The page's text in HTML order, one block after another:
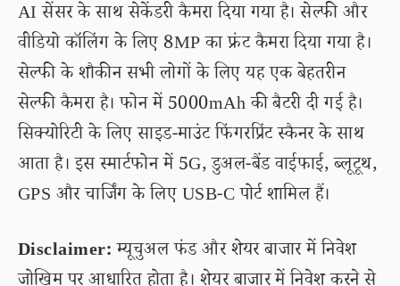
AI सेंसर के साथ सेकेंडरी कैमरा दिया गया है। सेल्फी और
वीडियो कॉलिंग के लिए 8MP का फ्रंट कैमरा दिया गया है।
सेल्फी के शौकीन सभी लोगों के लिए यह एक बेहतरीन
सेल्फी कैमरा है। फोन में 5000mAh की बैटरी दी गई है।
सिक्योरिटी के लिए साइड-माउंट फिंगरप्रिंट स्कैनर के साथ
आता है। इस स्मार्टफोन में 5G, डुअल-बैंड वाईफाई, ब्लूटूथ,
GPS और चार्जिंग के लिए USB-C पोर्ट शामिल हैं।
Disclaimer:म्यूचुअल फंड और शेयर बाजार में निवेश